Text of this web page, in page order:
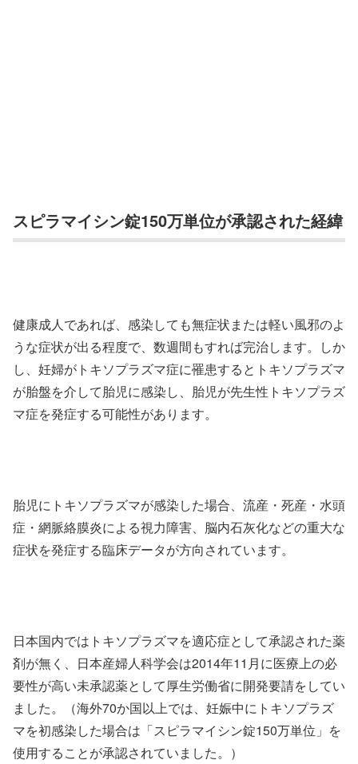
スピラマイシン錠150万単位が承認された経緯
健康成人であれば、感染しても無症状または軽い風邪のよ
うな症状が出る程度で、数週間もすれば完治します。しか
し、妊婦がトキソプラズマ症に罹患するとトキソプラズマ
が胎盤を介して胎児に感染し、胎児が先生性トキソプラズ
マ症を発症する可能性があります。
胎児にトキソプラズマが感染した場合、流産・死産・水頭
症・網脈絡膜炎による視力障害、脳内石灰化などの重大な
症状を発症する臨床データが方向されています。
日本国内ではトキソプラズマを適応症として承認された薬
剤が無く、日本産婦人科学会は2014年11月に医療上の必
要性が高い未承認薬として厚生労働省に開発要請をしてい
ました。（海外70か国以上では、妊娠中にトキソプラズ
マを初感染した場合は「スピラマイシン錠150万単位」を
使用することが承認されていました。）